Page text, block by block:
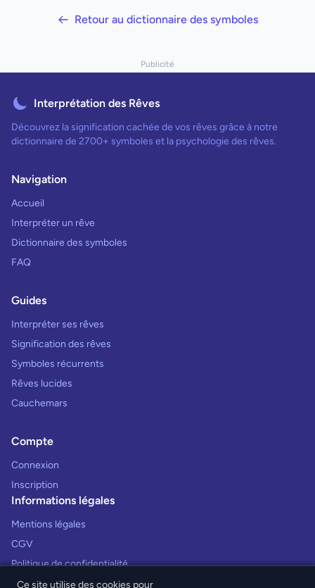
Retour au dictionnaire des symboles
Publicité
Interprétation des Rêves
Découvrez la signification cachée de vos rêves grâce à notre
dictionnaire de 2700+ symboles et la psychologie des rêves.
Navigation
Accueil
Interpréter un rêve
Dictionnaire des symboles
FAQ
Guides
Interpréter ses rêves
Signification des rêves
Symboles récurrents
Rêves lucides
Cauchemars
Compte
Connexion
Inscription
Informations légales
Mentions légales
CGV
Politique de confidentialité
Ce site utilise des cookies pour